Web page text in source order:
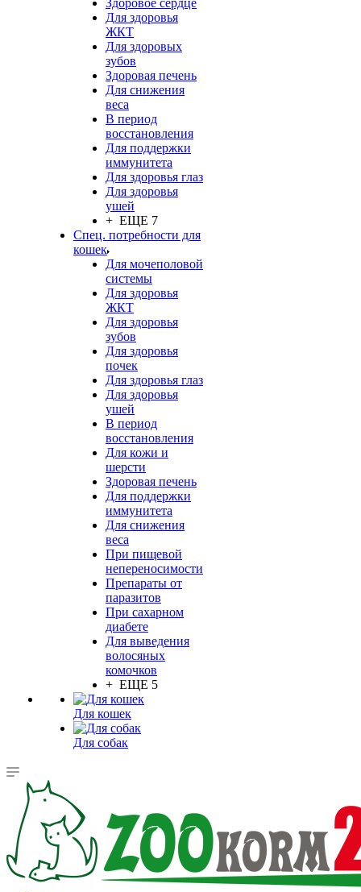
Здоровое сердце
Для здоровья
ЖКТ
Для здоровых
зубов
Здоровая печень
Для снижения
веса
В период
восстановления
Для поддержки
иммунитета
Для здоровья глаз
Для здоровья
ушей
+ ЕЩЕ 7
Спец. потребности для
кошек
Для мочеполовой
системы
Для здоровья
ЖКТ
Для здоровья
зубов
Для здоровья
почек
Для здоровья глаз
Для здоровья
ушей
В период
восстановления
Для кожи и
шерсти
Здоровая печень
Для поддержки
иммунитета
Для снижения
веса
При пищевой
непереносимости
Препараты от
паразитов
При сахарном
диабете
Для выведения
волосяных
комочков
+ ЕЩЕ 5
Для кошек
Для собак